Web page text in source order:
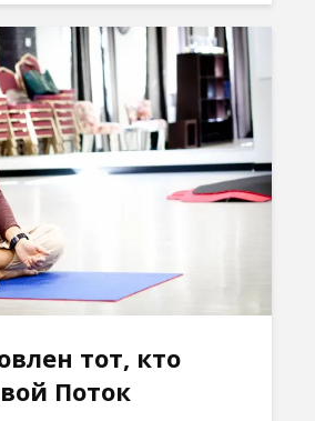
тот, кто
Поток